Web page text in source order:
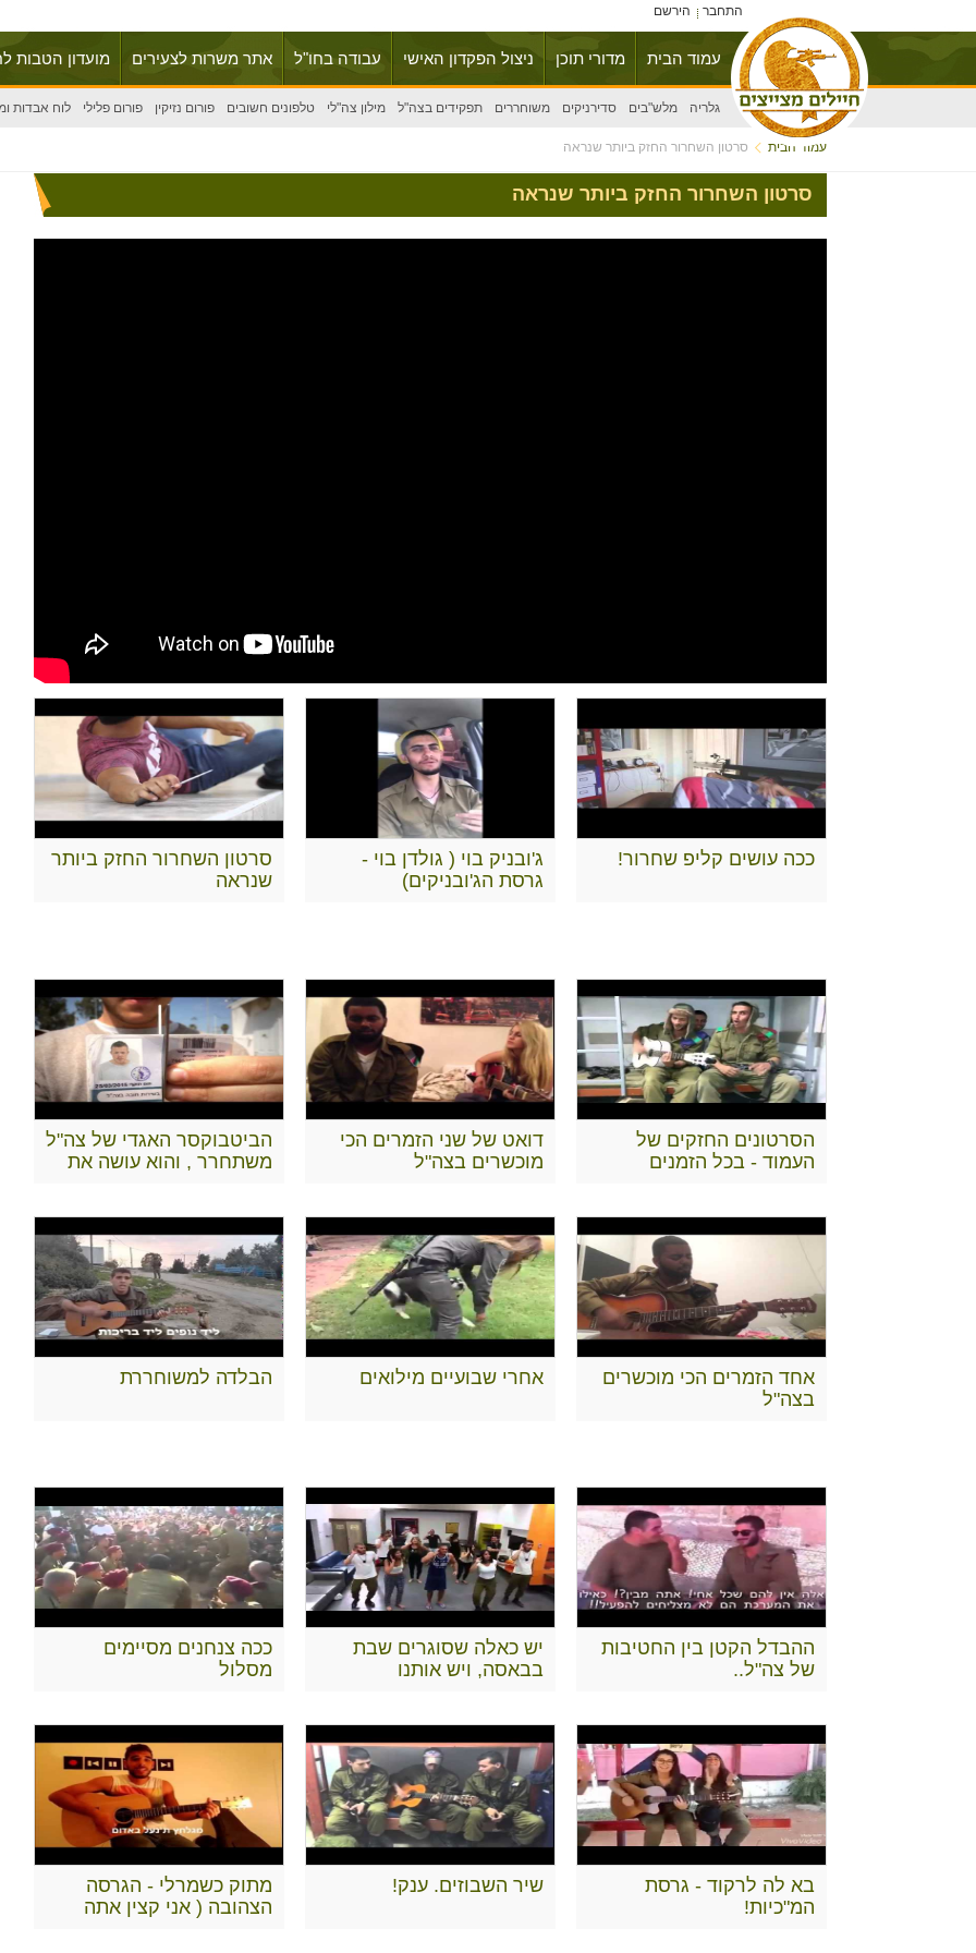
התחבר הירשם
עמוד הבית מדורי תוכן ניצול הפקדון האישי עבודה בחו"ל אתר משרות לצעירים מועדון הטבות
גלריה מלש"בים סדירניקים משוחררים תפקידים בצה"ל מילון צה"לי טלפונים חשובים פורום נזיקין פורום פלילי לוח אבדות
עמוד הבית סרטון השחרור החזק ביותר שנראה
סרטון השחרור החזק ביותר שנראה
ככה עושים קליפ שחרור!
ג'ובניק בוי ( גולדן בוי -
גרסת הג'ובניקים)
סרטון השחרור החזק ביותר
שנראה
הסרטונים החזקים של
העמוד - בכל הזמנים
דואט של שני הזמרים הכי
מוכשרים בצה"ל
הביטבוקסר האגדי של צה"ל
משתחרר , והוא עושה את
אחד הזמרים הכי מוכשרים
בצה"ל
אחרי שבועיים מילואים הבלדה למשוחררת
ההבדל הקטן בין החטיבות
של צה"ל..
יש כאלה שסוגרים שבת
בבאסה, ויש אותנו
ככה צנחנים מסיימים
מסלול
בא לה לרקוד - גרסת
המ"כיות!
שיר השבוזים. ענק!
מתוק כשמרלי - הגרסה
הצהובה ( אני קצין אתה